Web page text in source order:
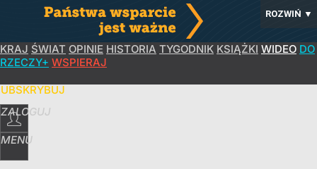
ROZWIŃ ▼
KRAJ ŚWIAT OPINIE HISTORIA TYGODNIK KSIĄŻKI WIDEO DO
RZECZY+ WSPIERAJ
ZALOGUJ
MENU